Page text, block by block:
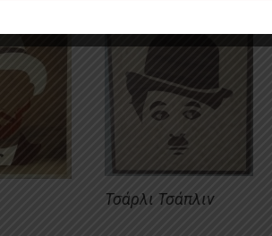
Τσάρλι Τσάπλιν